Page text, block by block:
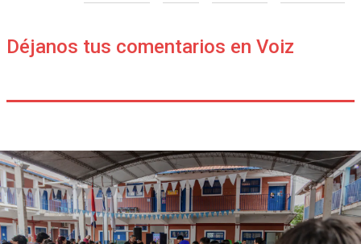
Déjanos tus comentarios en Voiz